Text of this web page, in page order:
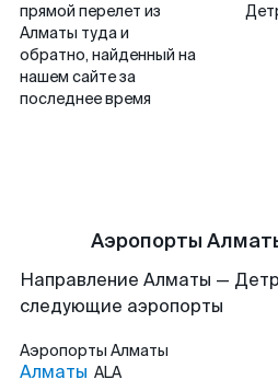
прямой перелет из
Алматы туда и
обратно, найденный на
нашем сайте за
последнее время
Аэропорты
Направление Алматы —
следующие аэропорты
Аэропорты Алматы
Алматы ALA